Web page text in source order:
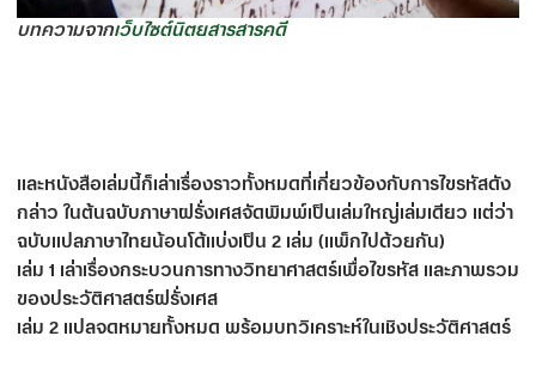
บทความจากเว็บไซต์นิตยสารสารคดี
และหนังสือเล่มนี้ก็เล่าเรื่องราวทั้งหมดที่เกี่ยวข้องกับการไขรหัสดัง
กล่าว ในต้นฉบับภาษาฝรั่งเศสจัดพิมพ์เป็นเล่มใหญ่เล่มเดียว แต่ว่า
ฉบับแปลภาษาไทยน้อนโด้แบ่งเป็น 2 เล่ม (แพ็กไปด้วยกัน)
เล่ม 1 เล่าเรื่องกระบวนการทางวิทยาศาสตร์เพื่อไขรหัส และภาพรวม
ของประวัติศาสตร์ฝรั่งเศส
เล่ม 2 แปลจดหมายทั้งหมด พร้อมบทวิเคราะห์ในเชิงประวัติศาสตร์